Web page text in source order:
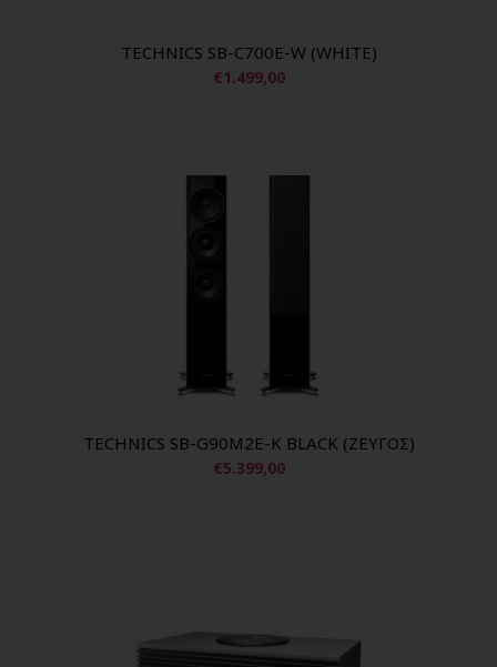
TECHNICS SB-C700E-W (WHITE)
€1.499,00
TECHNICS SB-G90M2E-K BLACK (ΖΕΥΓΟΣ)
€5.399,00